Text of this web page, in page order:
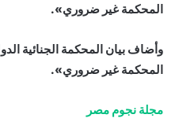
المحكمة غير ضروري».
وأضاف بيان المحكمة الجنائية
المحكمة غير ضروري».
مجلة نجوم مصر